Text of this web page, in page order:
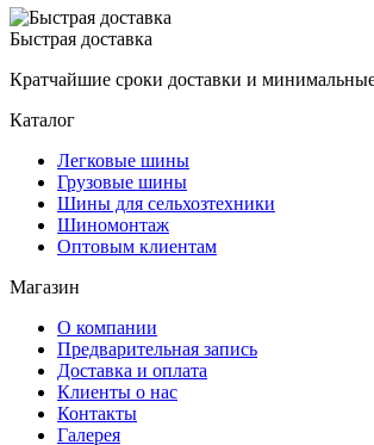
Быстрая доставка
Кратчайшие сроки доставки и
Каталог
Легковые шины
Грузовые шины
Шины для сельхозтехники
Шиномонтаж
Оптовым клиентам
Магазин
О компании
Предварительная запись
Доставка и оплата
Клиенты о нас
Контакты
Галерея